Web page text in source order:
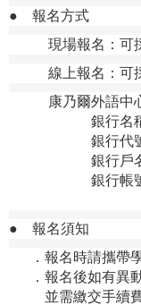
●
報名方式
現場報名：可採
線上報名：可採
康乃爾外語中心
銀行名稱：玉
銀行代號
銀行戶名：新
銀行帳號：
●
報名須知
．報名時請攜帶學
．報名後如有異動
並需繳交手續費